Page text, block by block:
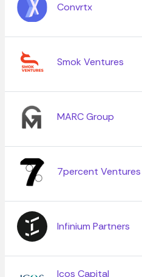
Convrtx
Smok Ventures
MARC Group
7percent Ventures
Infinium Partners
Icos Capital